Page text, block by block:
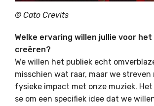
© Cato Crevits
Welke ervaring willen jullie voor
creëren?
We willen het publiek echt
misschien wat raar, maar we streven
fysieke impact met onze muziek.
se om een specifiek idee dat we